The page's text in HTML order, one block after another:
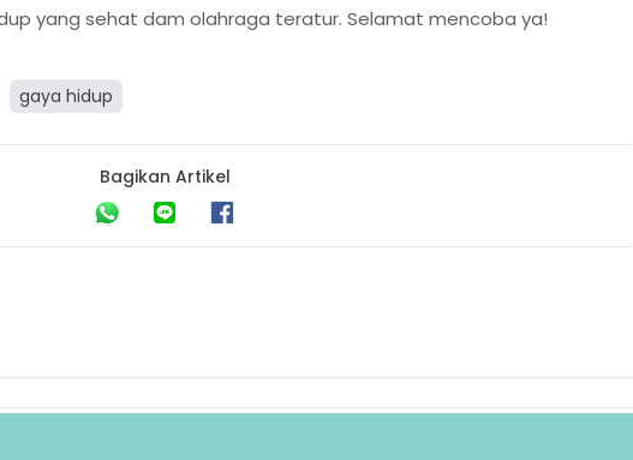
yang sehat dam olahraga teratur. Selamat mencoba ya!
gaya hidup
Bagikan Artikel